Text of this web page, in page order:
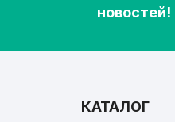
новостей!
КАТАЛОГ